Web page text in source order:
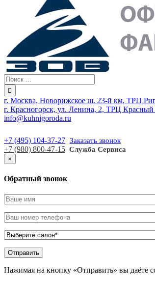
г. Москва, Новорижское ш. 23-й км, ТРЦ
г. Красногорск, ул. Ленина, 2, ТРЦ
info@kuhnigoroda.ru
+7 (495) 104-37-27 Заказать звонок
+7 (980) 800-47-15 Служба Сервиса
×
Обратный звонок
Нажимая на кнопку «Отправить» вы даёте